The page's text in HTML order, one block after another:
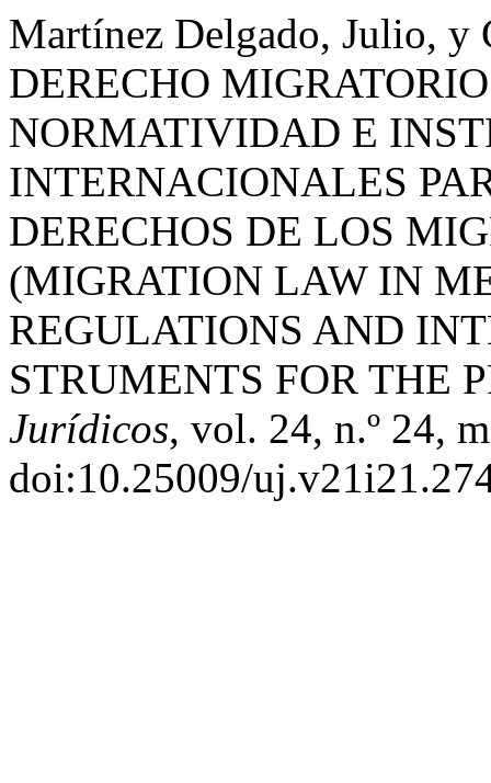
Martínez Delgado, Julio,
DERECHO
NORMATIVIDAD E
INTERNACIONALES
DERECHOS DE LOS
(MIGRATION LAW IN
REGULATIONS AND
STRUMENTS FOR THE
Jurídicos, vol. 24, n.º 24,
doi:10.25009/